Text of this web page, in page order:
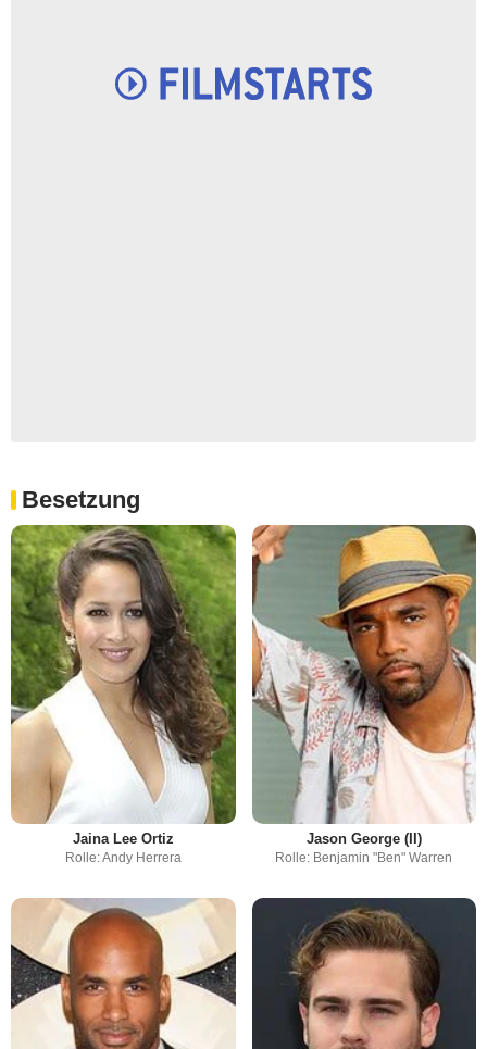
Besetzung
Jaina Lee Ortiz
Rolle: Andy Herrera
Jason George (II)
Rolle: Benjamin "Ben" Warren